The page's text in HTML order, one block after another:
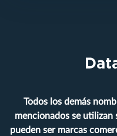
Todos los demás
mencionados se
pueden ser marcas